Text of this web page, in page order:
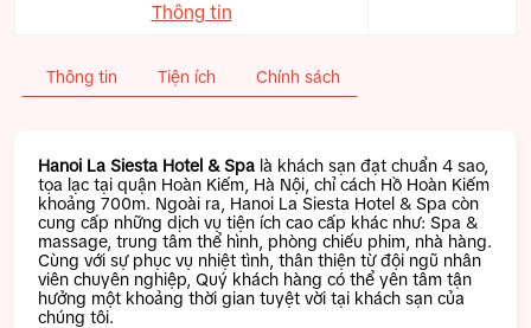
Thông tin
Thông tin Tiện ích Chính sách
Hanoi La Siesta Hotel & Spa là khách sạn đạt chuẩn 4 sao,
tọa lạc tại quận Hoàn Kiếm, Hà Nội, chỉ cách Hồ Hoàn Kiếm
khoảng 700m. Ngoài ra, Hanoi La Siesta Hotel & Spa còn
cung cấp những dịch vụ tiện ích cao cấp khác như: Spa &
massage, trung tâm thể hình, phòng chiếu phim, nhà hàng.
Cùng với sự phục vụ nhiệt tình, thân thiện từ đội ngũ nhân
viên chuyên nghiệp, Quý khách hàng có thể yên tâm tận
hưởng một khoảng thời gian tuyệt vời tại khách sạn của
chúng tôi.